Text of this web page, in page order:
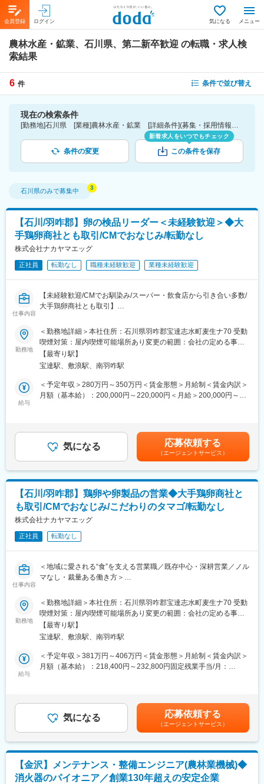
会員登録 ログイン 気になる メニュー
農林水産・鉱業、石川県、第二新卒歓迎 の転職・求人検
索結果
6 件 条件で並び替え
現在の検索条件
[勤務地]石川県 [業種]農林水産・鉱業 [詳細条件](募集・採用情報)第二新卒歓迎
条件の変更
新着求人をいつでもチェック
この条件を保存
石川県のみで募集中
【石川/羽咋郡】卵の検品リーダー＜未経験歓迎＞◆大
手鶏卵商社とも取引/CMでおなじみ/転勤なし
株式会社ナカヤマエッグ
正社員 転勤なし 職種未経験歓迎 業種未経験歓迎
仕事内容
【未経験歓迎/CMでお馴染み/スーパー・飲食店から引き合い多数/
大手鶏卵商社とも取引】
■業務内容：
当社の養鶏場で生産している卵のパック詰め、検品のラインリー
ダーをお任せします。入社後すぐはラインの流れや業務内容を理
解するため製造工程に入り、慣れればスタッフを取りまとめるラ
インリーダーとして業務を行っていただきます。
・卵の目視チェック（ひび割れや汚れなどのチェックを行いま
す）
ください。
※基本的には機械で自動化されているため、スタッフが行う業務は
⇒パック詰め
■組織構成：
・班長1名、ラインリーダー1名
・ライン担当のスタッフ：40名
■残業：20～30時間程度
■当社の特徴
創業70年の歴史を持つ石川県最大級の養鶏場を運営する鶏卵生産
桜っ子や能登鶏たまごなどの商品を県内外の大手スーパーや飲食
店に提供し、医薬品原料卵も取り扱っています。
当社はひよこから丁寧に育てることで、健康な鶏から質の高い卵
を消費者へお届けすることを大切にしています。
舎を建設する計画が進行中です。
また、4年前には岐阜地域への事業拡大として株式会社美和う卵場
勤務地
＜勤務地詳細＞本社住所：石川県羽咋郡宝達志水町麦生ナ70 受動
喫煙対策：屋内喫煙可能場所あり変更の範囲：会社の定める事業
所【最寄り駅】
宝達駅、敷浪駅、南羽咋駅
給与
＜予定年収＞280万円～350万円＜賃金形態＞月給制＜賃金内訳＞
月額（基本給）：200,000円～220,000円＜月給＞200,000円～
通じて上下する可能性があります。月給(月額)は固定手当を含めた
表記です。気になる 応募依頼する
（エージェントサービス）
【石川/羽咋郡】鶏卵や卵製品の営業◆大手鶏卵商社と
も取引/CMでおなじみ/こだわりのタマゴ/転勤なし
株式会社ナカヤマエッグ
正社員 転勤なし
仕事内容
＜地域に愛される“食”を支える営業職／既存中心・深耕営業／ノル
マなし・裁量ある働き方＞
＼“選ばれる商品”だから、営業しやすい。顧客と長く向き合える環
境です／
◎スーパー・飲食店からの安定した引き合い多数（既存中心のル
ート営業）
◎ノルマなし・残業ほぼなしで、自分のペースで顧客と向き合え
◎創業70年×事業拡大中（新農場建設など）で、安定性と成長性
北陸3県を中心に、既存顧客であるスーパーや飲食店へのルート営
業をお任せします。単なる配送や御用聞きではなく、顧客のニー
ズをくみ取り、“最適な商品提案”を行うポジションです。
・スーパーの店長やバイヤー、飲食店オーナーとの商談
・販売状況の確認および発注数の調整
・用途（料理・メニュー）に応じた商品提案
勤務地
＜勤務地詳細＞本社住所：石川県羽咋郡宝達志水町麦生ナ70 受動
喫煙対策：屋内喫煙可能場所あり変更の範囲：会社の定める事業
所【最寄り駅】
宝達駅、敷浪駅、南羽咋駅
給与
＜予定年収＞381万円～406万円＜賃金形態＞月給制＜賃金内訳＞
月額（基本給）：218,400円～232,800円固定残業手当/月：
与：有（年2回支給／昨年度、通年で平均して月給2.0ヶ月分を賞
与として支給しました。）賃金はあくまでも目安の金額であり、
選考を通じて上下する可能性があります。月給(月額)は固定手当を
含めた表記です。
気になる 応募依頼する
（エージェントサービス）
【金沢】メンテナンス・整備エンジニア(農林業機械)◆
消火器のパイオニア／創業130年超えの安定企業